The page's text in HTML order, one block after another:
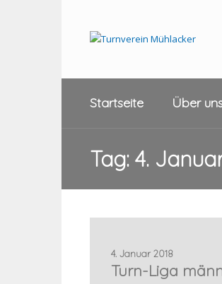
Startseite Über
Tag: 4.
4. Januar 2018
Turn-Liga